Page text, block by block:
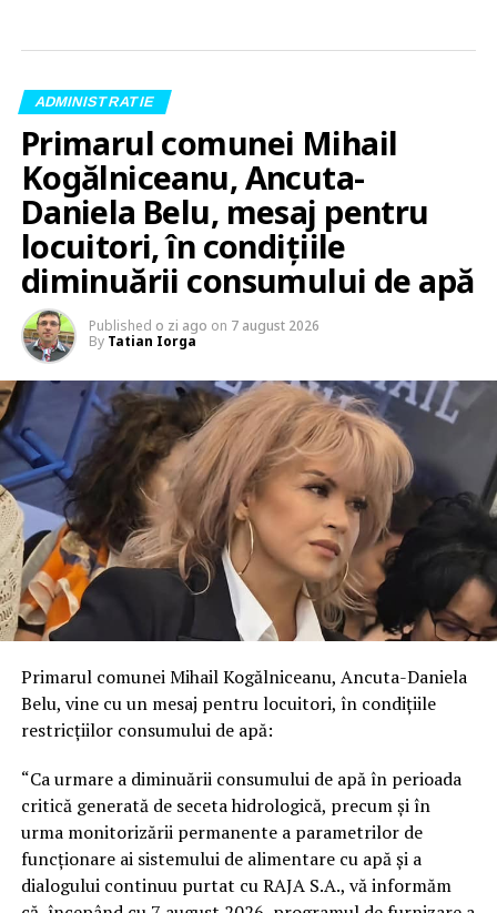
ADMINISTRATIE
Primarul comunei Mihail
Kogălniceanu, Ancuta-
Daniela Belu, mesaj pentru
locuitori, în condițiile
diminuării consumului de apă
Published o zi ago on 7 august 2026
By Tatian Iorga
Primarul comunei Mihail Kogălniceanu, Ancuta-Daniela
Belu, vine cu un mesaj pentru locuitori, în condițiile
restricțiilor consumului de apă:
“Ca urmare a diminuării consumului de apă în perioada
critică generată de seceta hidrologică, precum și în
urma monitorizării permanente a parametrilor de
funcționare ai sistemului de alimentare cu apă și a
dialogului continuu purtat cu RAJA S.A., vă informăm